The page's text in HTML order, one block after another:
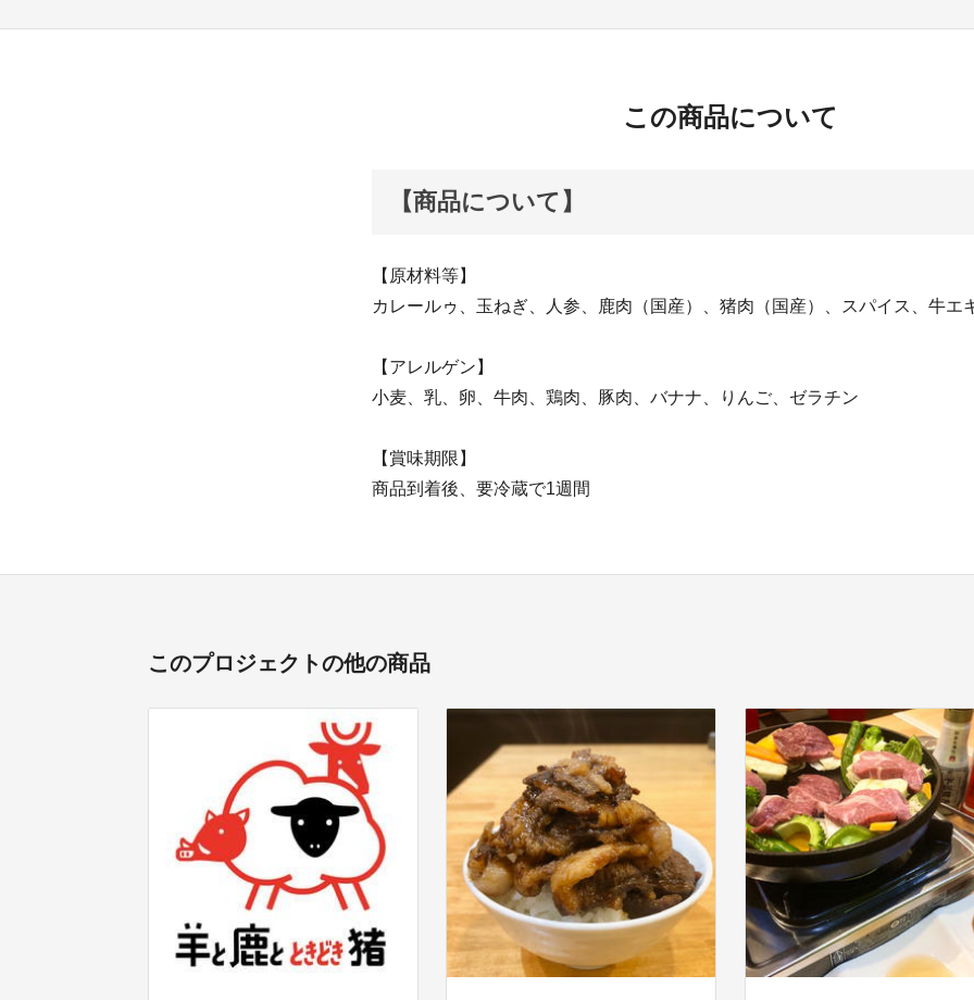
この商品について
【商品について】
【原材料等】
カレールゥ、玉ねぎ、人参、鹿肉（国産）、猪肉（国産）、スパイス、牛エ
【アレルゲン】
小麦、乳、卵、牛肉、鶏肉、豚肉、バナナ、りんご、ゼラチン
【賞味期限】
商品到着後、要冷蔵で1週間
このプロジェクトの他の商品